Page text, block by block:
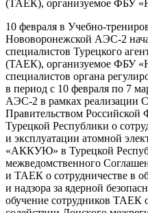
(ТАЕК), организуемое ФБУ
10 февраля в Учебно-
Нововоронежской АЭС-2
специалистов Турецкого
(ТАЕК), организуемое ФБУ
специалистов органа
в период с 10 февраля по 7
АЭС-2 в рамках реализации
Правительством Российской
Турецкой Республики о
и эксплуатации атомной
«АККУЮ» в Турецкой
межведомственного
и ТАЕК о сотрудничестве в
и надзора за ядерной
обучение сотрудников ТАЕК